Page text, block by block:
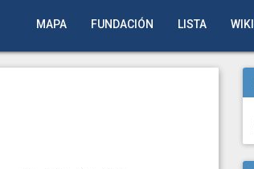
MAPA FUNDACIÓN LISTA WIKI